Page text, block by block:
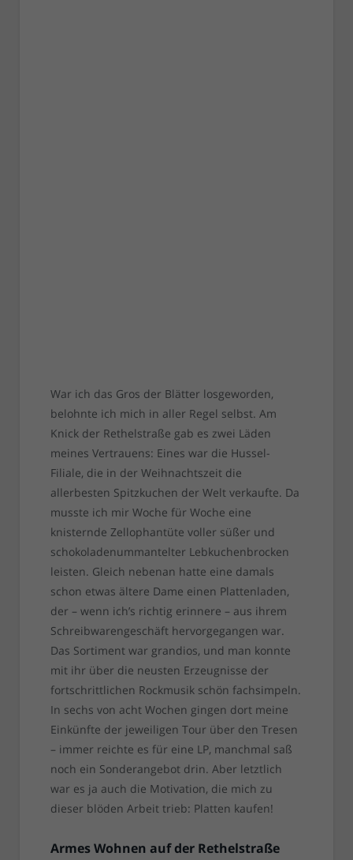
War ich das Gros der Blätter losgeworden,
belohnte ich mich in aller Regel selbst. Am
Knick der Rethelstraße gab es zwei Läden
meines Vertrauens: Eines war die Hussel-
Filiale, die in der Weihnachtszeit die
allerbesten Spitzkuchen der Welt verkaufte. Da
musste ich mir Woche für Woche eine
knisternde Zellophantüte voller süßer und
schokoladenummantelter Lebkuchenbrocken
leisten. Gleich nebenan hatte eine damals
schon etwas ältere Dame einen Plattenladen,
der – wenn ich’s richtig erinnere – aus ihrem
Schreibwarengeschäft hervorgegangen war.
Das Sortiment war grandios, und man konnte
mit ihr über die neusten Erzeugnisse der
fortschrittlichen Rockmusik schön fachsimpeln.
In sechs von acht Wochen gingen dort meine
Einkünfte der jeweiligen Tour über den Tresen
– immer reichte es für eine LP, manchmal saß
noch ein Sonderangebot drin. Aber letztlich
war es ja auch die Motivation, die mich zu
dieser blöden Arbeit trieb: Platten kaufen!
Armes Wohnen auf der Rethelstraße